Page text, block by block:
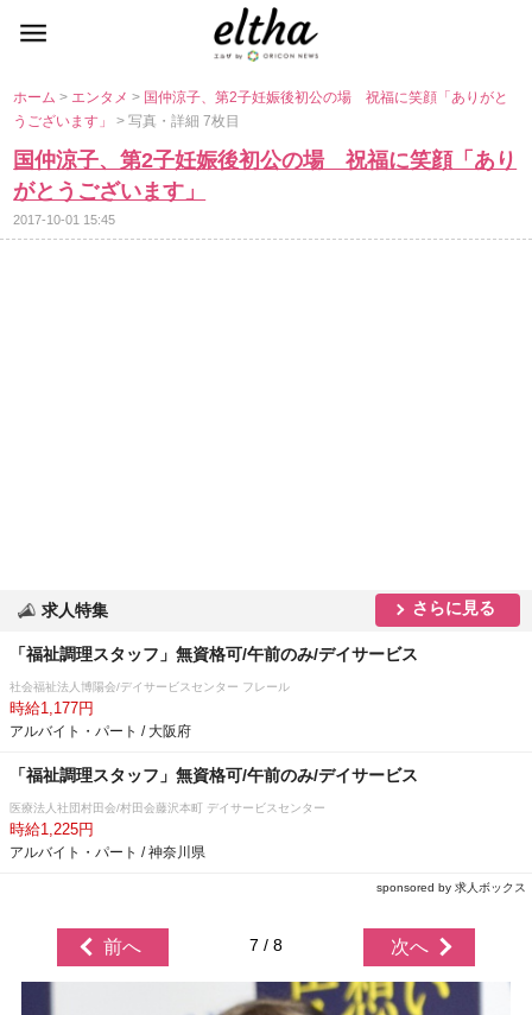
ホーム> エンタメ> 国仲涼子、第2子妊娠後初公の場 祝福に笑顔「ありがと
うございます」> 写真・詳細 7枚目
国仲涼子、第2子妊娠後初公の場 祝福に笑顔「あり
がとうございます」
2017-10-01 15:45
求人特集 さらに見る
「福祉調理スタッフ」無資格可/午前のみ/デイサービス
社会福祉法人博陽会/デイサービスセンター フレール
時給1,177円
アルバイト・パート / 大阪府
「福祉調理スタッフ」無資格可/午前のみ/デイサービス
医療法人社団村田会/村田会藤沢本町 デイサービスセンター
時給1,225円
アルバイト・パート / 神奈川県
sponsored by 求人ボックス
前へ 7 / 8 次へ